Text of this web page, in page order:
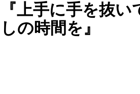
『上手に手を抜
しの時間を』